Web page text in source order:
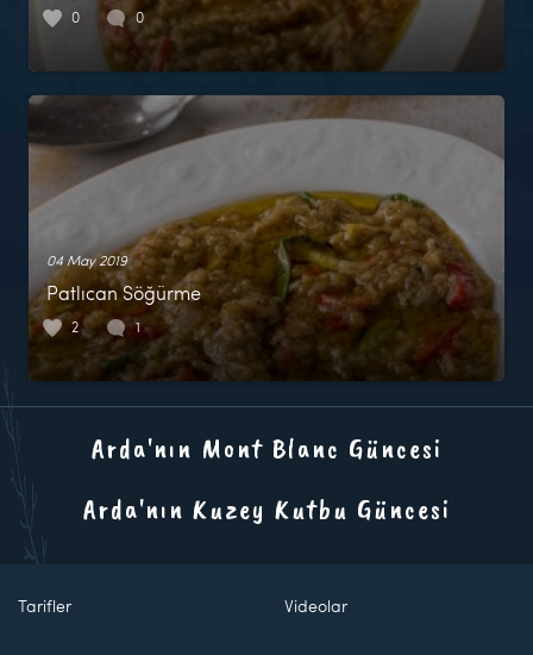
0 0
04 May 2019
Patlıcan Söğürme
2 1
Arda'nın Mont Blanc Güncesi
Arda'nın Kuzey Kutbu Güncesi
Tarifler Videolar